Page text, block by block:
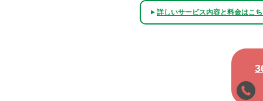
▲詳しいサービス内容と料金はこ